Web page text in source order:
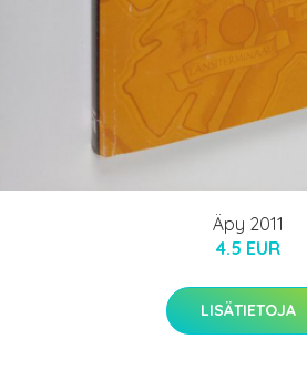
Äpy 2011
4.5 EUR
LISÄTIETOJA